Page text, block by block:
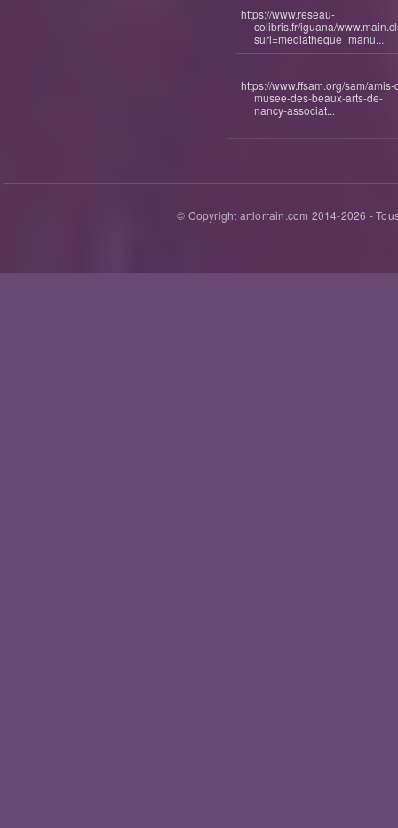
https://www.reseau-
colibris.fr/iguana/
surl=mediatheque_manu...
https://www.ffsam.org/sam/amis-
musee-des-beaux-arts-de-
nancy-associat...
© Copyright artlorrain.com 2014-2026 -